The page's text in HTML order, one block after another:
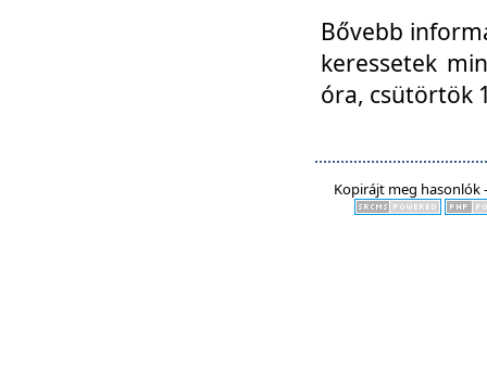
Bővebb
keressetek
óra, csütörtök
Kopirájt meg hasonlók